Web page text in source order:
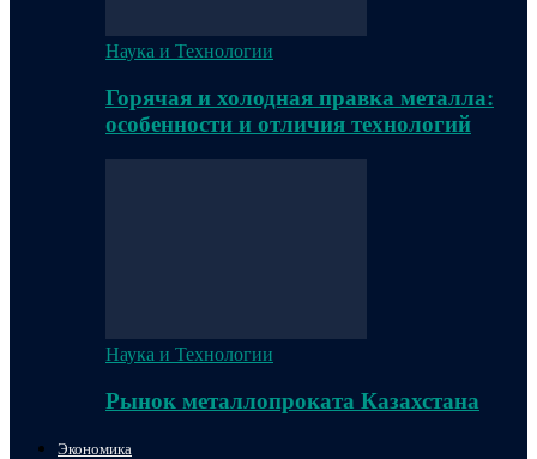
Наука и Технологии
Горячая и холодная правка металла:
особенности и отличия технологий
Наука и Технологии
Рынок металлопроката Казахстана
Экономика